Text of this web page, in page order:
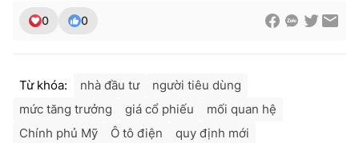
0 0
Từ khóa: nhà đầu tư
người tiêu dùng
mức tăng trưởng
giá cổ phiếu
mối quan hệ
Chính phủ Mỹ
Ô tô điện
quy định mới